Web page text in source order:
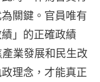
關鍵。官員唯有
」的正確政績
業發展和民生改
理念，才能真正